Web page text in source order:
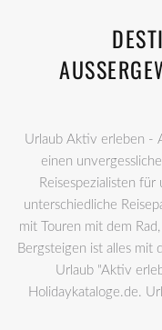
Urlaub Aktiv erleben -
einen
Reisespezialisten
unterschiedliche
mit Touren mit dem
Bergsteigen ist alles mit
Urlaub "Aktiv
Holidaykataloge.de.